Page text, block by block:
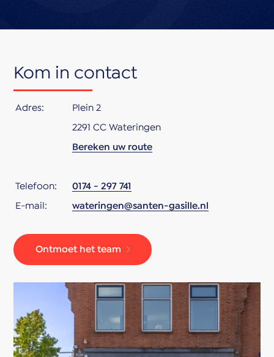
Kom in contact
Adres:
Plein 2
2291 CC Wateringen
Bereken uw route
Telefoon:
0174 - 297 741
E-mail:
wateringen@santen-gasille.nl
Ontmoet het team